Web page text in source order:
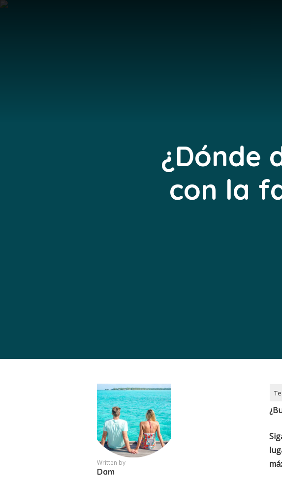
¿Dónde
con la
Written by
Dam